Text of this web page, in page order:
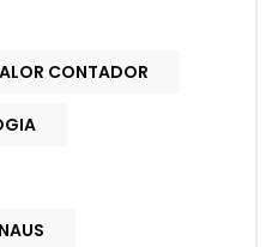
CONTADOR